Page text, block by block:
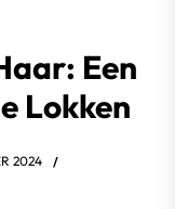
Een
Lokken
2024